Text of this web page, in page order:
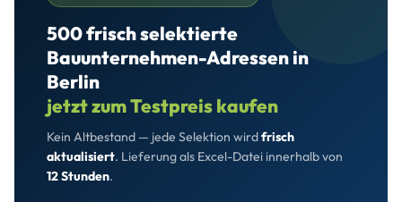
500 frisch selektierte
Bauunternehmen-Adressen in
Berlin
jetzt zum Testpreis kaufen
Kein Altbestand — jede Selektion wirdfrisch
aktualisiert. Lieferung als Excel-Datei innerhalb von
12 Stunden.